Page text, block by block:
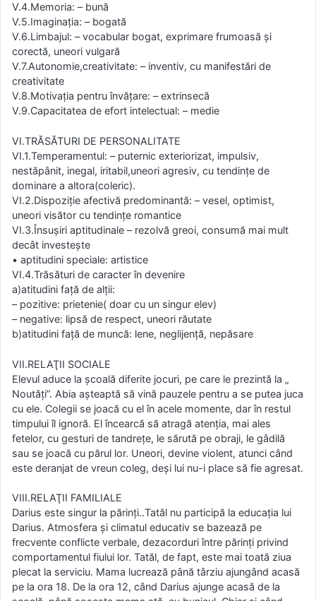
V.4.Memoria: – bună
V.5.Imaginaţia: – bogată
V.6.Limbajul: – vocabular bogat, exprimare frumoasă şi
corectă, uneori vulgară
V.7.Autonomie,creativitate: – inventiv, cu manifestări de
creativitate
V.8.Motivaţia pentru învăţare: – extrinsecă
V.9.Capacitatea de efort intelectual: – medie
VI.TRĂSĂTURI DE PERSONALITATE
VI.1.Temperamentul: – puternic exteriorizat, impulsiv,
nestăpânit, inegal, iritabil,uneori agresiv, cu tendinţe de
dominare a altora(coleric).
VI.2.Dispoziţie afectivă predominantă: – vesel, optimist,
uneori visător cu tendinţe romantice
VI.3.Însuşiri aptitudinale – rezolvă greoi, consumă mai mult
decât investeşte
• aptitudini speciale: artistice
VI.4.Trăsături de caracter în devenire
a)atitudini faţă de alţii:
– pozitive: prietenie( doar cu un singur elev)
– negative: lipsă de respect, uneori răutate
b)atitudini faţă de muncă: lene, neglijenţă, nepăsare
VII.RELAŢII SOCIALE
Elevul aduce la şcoală diferite jocuri, pe care le prezintă la „
Noutăţi”. Abia aşteaptă să vină pauzele pentru a se putea juca
cu ele. Colegii se joacă cu el în acele momente, dar în restul
timpului îl ignoră. El încearcă să atragă atenţia, mai ales
fetelor, cu gesturi de tandreţe, le sărută pe obraji, le gâdilă
sau se joacă cu părul lor. Uneori, devine violent, atunci când
este deranjat de vreun coleg, deşi lui nu-i place să fie agresat.
VIII.RELAŢII FAMILIALE
Darius este singur la părinţi..Tatăl nu participă la educația lui
Darius. Atmosfera şi climatul educativ se bazează pe
frecvente conflicte verbale, dezacorduri între părinţi privind
comportamentul fiului lor. Tatăl, de fapt, este mai toată ziua
plecat la serviciu. Mama lucrează până târziu ajungând acasă
pe la ora 18. De la ora 12, când Darius ajunge acasă de la